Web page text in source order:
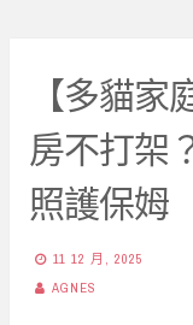
【多貓
房不打架
照護保姆
11 12 月, 2025
AGNES